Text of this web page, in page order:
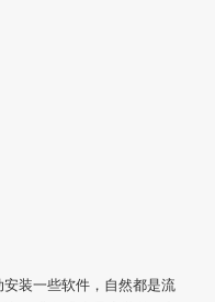
装一些软件，自然都是流